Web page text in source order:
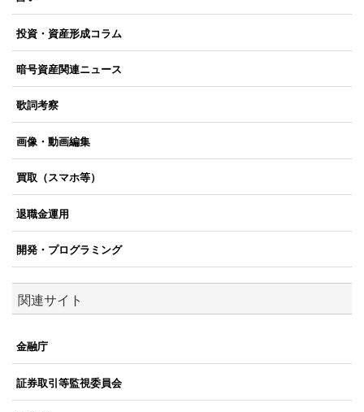
投資・資産形成コラム
暗号資産関連ニュース
歌詞考察
画像・動画編集
買取（スマホ等）
退職金運用
開発・プログラミング
関連サイト
金融庁
証券取引等監視委員会